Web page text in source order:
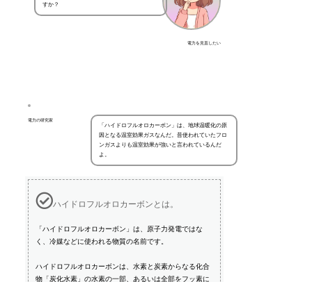
電力を見直したい
すか？
電力の研究家
「ハイドロフルオロカーボン」は、地球温暖化の原
因となる温室効果ガスなんだ。昔使われていたフロ
ンガスよりも温室効果が強いと言われているんだ
よ。
ハイドロフルオロカーボンとは。
「ハイドロフルオロカーボン」は、原子力発電ではな
く、冷媒などに使われる物質の名前です。
ハイドロフルオロカーボンは、水素と炭素からなる化合
物「炭化水素」の水素の一部、あるいは全部をフッ素に